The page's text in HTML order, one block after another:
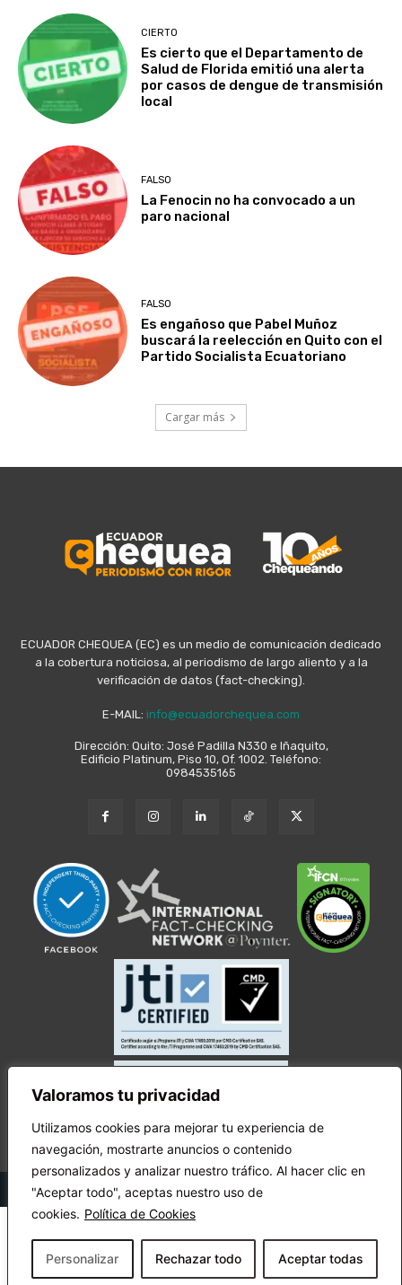
Valoramos tu privacidad
Utilizamos cookies para mejorar tu experiencia de
navegación, mostrarte anuncios o contenido
personalizados y analizar nuestro tráfico. Al hacer clic en
"Aceptar todo", aceptas nuestro uso de
cookies. Política de Cookies
Personalizar Rechazar todo Aceptar todas
CIERTO
Es cierto que el Departamento de
Salud de Florida emitió una alerta
por casos de dengue de transmisión
local
FALSO
La Fenocin no ha convocado a un
paro nacional
FALSO
Es engañoso que Pabel Muñoz
buscará la reelección en Quito con el
Partido Socialista Ecuatoriano
Cargar más
ECUADOR CHEQUEA (EC) es un medio de comunicación dedicado
a la cobertura noticiosa, al periodismo de largo aliento y a la
verificación de datos (fact-checking).
E-MAIL: info@ecuadorchequea.com
Dirección: Quito: José Padilla N330 e Iñaquito,
Edificio Platinum, Piso 10, Of. 1002. Teléfono:
0984535165
© Copyright Ecuador Chequea 2025.
¡Apóyanos!